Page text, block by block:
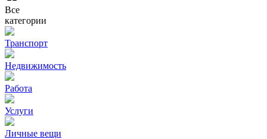
Все
категории
Транспорт
Недвижимость
Работа
Услуги
Личные вещи